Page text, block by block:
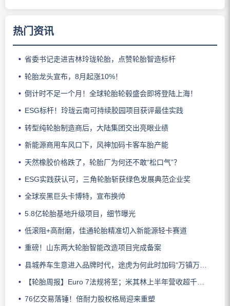
热门资讯
省委书记走进吉林玲珑轮胎，点赞轮胎智造标杆
轮胎龙头宣布，8月起涨10%！
倒计时不足一个月！全球轮胎轮毂盛会即将登陆上海！
ESG标杆！玲珑云南可持续胶园项目获评最佳实践
转型纯轮胎制造商后，大陆集团交出亮眼业绩
新能源商用车风口下，风神加码卡客车胎产能
天然橡胶价格跌了，轮胎厂为何还不敢“松口气”？
ESG实践获认可，三角轮胎斩获绿色发展典范企业奖
全球炭黑巨头卡博特，宣布换帅
5.8亿轮胎基地升级项目，细节曝光
低滚阻+高耐磨，佳通轮胎精准切入新能源轻卡赛道
重磅！山东两大轮胎智能改造项目完成备案
县城养车生意进入品牌时代，途虎为何此时加码“万镇万店”？
【轮胎周报】Euro 7法规将至；米其林上半年营收超千亿；倍耐力上半年盈利稳增；龙星炭黑斩获欧洲近万吨订单
76亿交易落锤！倍耐力股权格局迎来重塑